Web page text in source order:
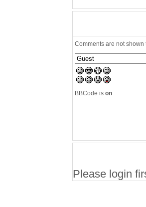
Comments are not
BBCode is on
Please login